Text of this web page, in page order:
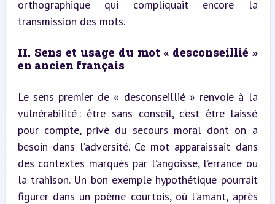
orthographique qui compliquait encore la
transmission des mots.
II. Sens et usage du mot « desconseillié »
en ancien français
Le sens premier de « desconseillié » renvoie à la
vulnérabilité : être sans conseil, c’est être laissé
pour compte, privé du secours moral dont on a
besoin dans l’adversité. Ce mot apparaissait dans
des contextes marqués par l’angoisse, l’errance ou
la trahison. Un bon exemple hypothétique pourrait
figurer dans un poème courtois, où l’amant, après